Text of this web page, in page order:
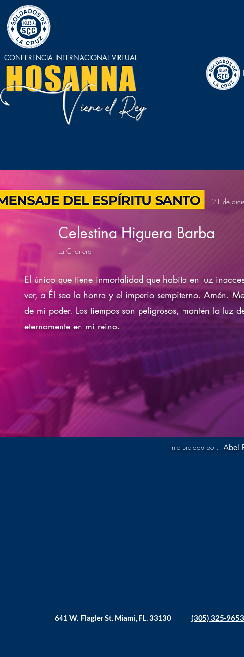
CONFERENCIA INTERNACIONAL VIRTUAL
HOSANNA
Viene el Rey
Celestina Higuera Barba
La Chorrera
El único que tiene inmortalidad que habita en luz
ver, a Él sea la honra y el imperio sempiterno. Amén.
de mi poder. Los tiempos son peligrosos, mantén la luz
eternamente en mi reino.
21 de
Interpretado por: Abel
641 W. Flagler St. Miami, FL. 33130 (305) 325-9653